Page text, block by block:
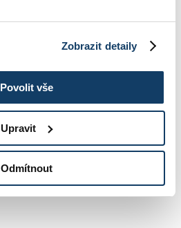
Zobrazit detaily
Povolit vše
Upravit
Odmítnout